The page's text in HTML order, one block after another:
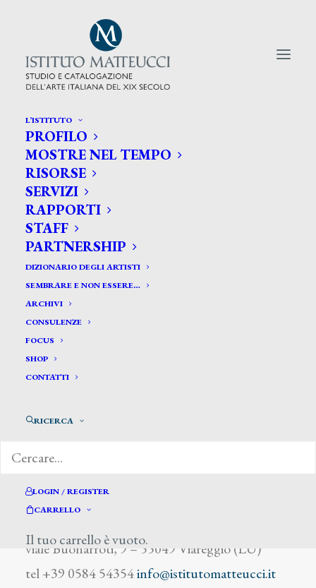
L’ISTITUTO
PROFILO
MOSTRE NEL TEMPO
RISORSE
SERVIZI
RAPPORTI
STAFF
PARTNERSHIP
DIZIONARIO DEGLI ARTISTI
SEMBRARE E NON ESSERE…
ARCHIVI
CONSULENZE
FOCUS
SHOP
CONTATTI
RICERCA
LOGIN / REGISTER
CARRELLO
Il tuo carrello è vuoto.
CERCA TRA GLI ARTISTI:
Search
for:
Baldassari Luciano
viale Buonarroti, 9 – 55049 Viareggio (LU)
tel +39 0584 54354info@istitutomatteucci.it